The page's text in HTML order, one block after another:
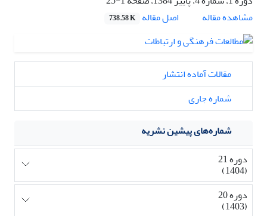
مشاهده مقاله
اصل مقاله 738.58 K
مقالات آماده انتشار
شماره جاری
شماره‌های پیشین نشریه
دوره 21
(1404)
دوره 20
(1403)